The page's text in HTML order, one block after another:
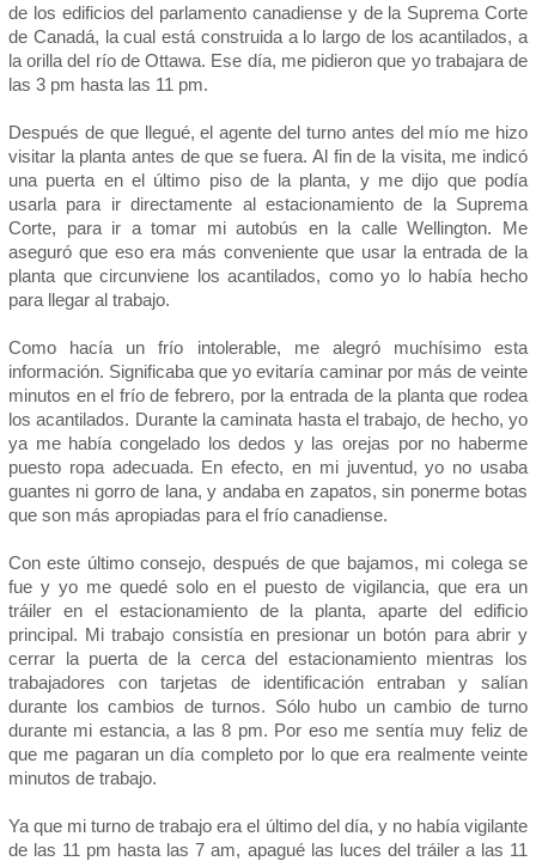
de los edificios del parlamento canadiense y de la Suprema Corte
de Canadá, la cual está construida a lo largo de los acantilados, a
la orilla del río de Ottawa. Ese día, me pidieron que yo trabajara de
las 3 pm hasta las 11 pm.
Después de que llegué, el agente del turno antes del mío me hizo
visitar la planta antes de que se fuera. Al fin de la visita, me indicó
una puerta en el último piso de la planta, y me dijo que podía
usarla para ir directamente al estacionamiento de la Suprema
Corte, para ir a tomar mi autobús en la calle Wellington. Me
aseguró que eso era más conveniente que usar la entrada de la
planta que circunviene los acantilados, como yo lo había hecho
para llegar al trabajo.
Como hacía un frío intolerable, me alegró muchísimo esta
información. Significaba que yo evitaría caminar por más de veinte
minutos en el frío de febrero, por la entrada de la planta que rodea
los acantilados. Durante la caminata hasta el trabajo, de hecho, yo
ya me había congelado los dedos y las orejas por no haberme
puesto ropa adecuada. En efecto, en mi juventud, yo no usaba
guantes ni gorro de lana, y andaba en zapatos, sin ponerme botas
que son más apropiadas para el frío canadiense.
Con este último consejo, después de que bajamos, mi colega se
fue y yo me quedé solo en el puesto de vigilancia, que era un
tráiler en el estacionamiento de la planta, aparte del edificio
principal. Mi trabajo consistía en presionar un botón para abrir y
cerrar la puerta de la cerca del estacionamiento mientras los
trabajadores con tarjetas de identificación entraban y salían
durante los cambios de turnos. Sólo hubo un cambio de turno
durante mi estancia, a las 8 pm. Por eso me sentía muy feliz de
que me pagaran un día completo por lo que era realmente veinte
minutos de trabajo.
Ya que mi turno de trabajo era el último del día, y no había vigilante
de las 11 pm hasta las 7 am, apagué las luces del tráiler a las 11